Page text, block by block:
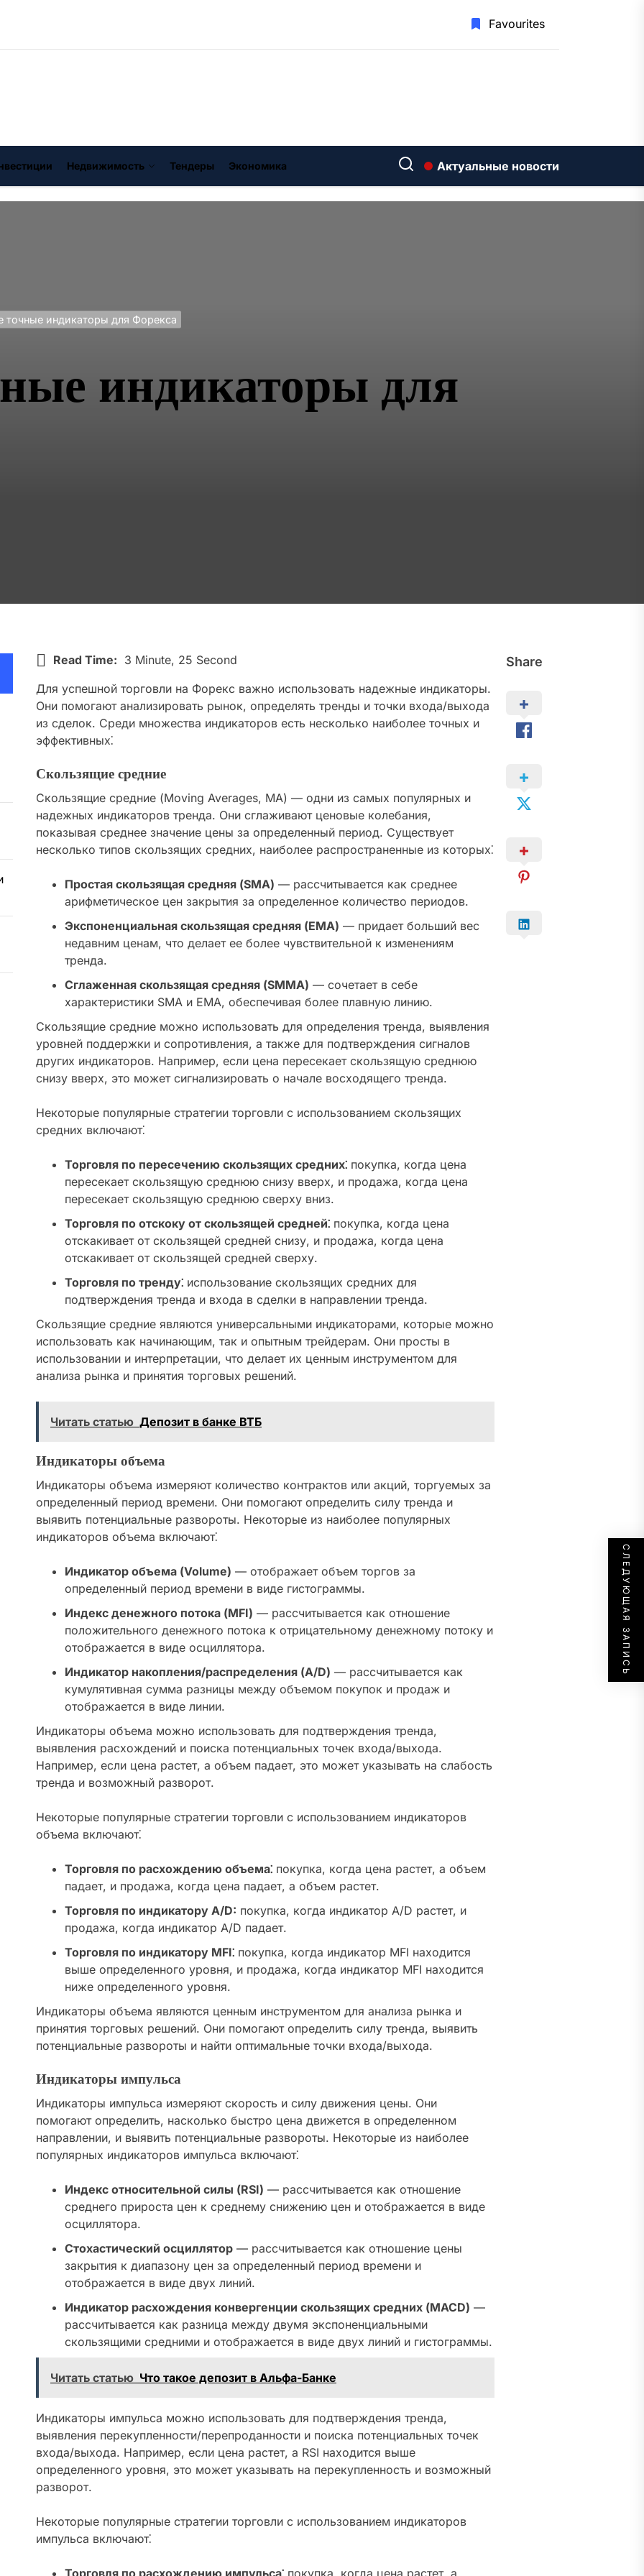
Favourites
Недвижимость Тендеры Экономика Актуальные новости
точные индикаторы для Форекса
индикаторы для
Share
Read Time: 3 Minute, 25 Second
Для успешной торговли на Форекс важно использовать надежные индикаторы.
Они помогают анализировать рынок, определять тренды и точки входа/выхода
из сделок. Среди множества индикаторов есть несколько наиболее точных и
эффективных⁚
Скользящие средние
Скользящие средние (Moving Averages, MA) — одни из самых популярных и
надежных индикаторов тренда. Они сглаживают ценовые колебания,
показывая среднее значение цены за определенный период. Существует
несколько типов скользящих средних, наиболее распространенные из которых⁚
Простая скользящая средняя (SMA) — рассчитывается как среднее
арифметическое цен закрытия за определенное количество периодов.
Экспоненциальная скользящая средняя (EMA) — придает больший вес
недавним ценам, что делает ее более чувствительной к изменениям
тренда.
Сглаженная скользящая средняя (SMMA) — сочетает в себе
характеристики SMA и EMA, обеспечивая более плавную линию.
Скользящие средние можно использовать для определения тренда, выявления
уровней поддержки и сопротивления, а также для подтверждения сигналов
других индикаторов. Например, если цена пересекает скользящую среднюю
снизу вверх, это может сигнализировать о начале восходящего тренда.
Некоторые популярные стратегии торговли с использованием скользящих
средних включают⁚
Торговля по пересечению скользящих средних⁚ покупка, когда цена
пересекает скользящую среднюю снизу вверх, и продажа, когда цена
пересекает скользящую среднюю сверху вниз.
Торговля по отскоку от скользящей средней⁚ покупка, когда цена
отскакивает от скользящей средней снизу, и продажа, когда цена
отскакивает от скользящей средней сверху.
Торговля по тренду⁚ использование скользящих средних для
подтверждения тренда и входа в сделки в направлении тренда.
Скользящие средние являются универсальными индикаторами, которые можно
использовать как начинающим, так и опытным трейдерам. Они просты в
использовании и интерпретации, что делает их ценным инструментом для
анализа рынка и принятия торговых решений.
Читать статью Депозит в банке ВТБ
Индикаторы объема
Индикаторы объема измеряют количество контрактов или акций, торгуемых за
определенный период времени. Они помогают определить силу тренда и
выявить потенциальные развороты. Некоторые из наиболее популярных
индикаторов объема включают⁚
Индикатор объема (Volume) — отображает объем торгов за
определенный период времени в виде гистограммы.
Индекс денежного потока (MFI) — рассчитывается как отношение
положительного денежного потока к отрицательному денежному потоку и
отображается в виде осциллятора.
Индикатор накопления/распределения (A/D) — рассчитывается как
кумулятивная сумма разницы между объемом покупок и продаж и
отображается в виде линии.
Индикаторы объема можно использовать для подтверждения тренда,
выявления расхождений и поиска потенциальных точек входа/выхода.
Например, если цена растет, а объем падает, это может указывать на слабость
тренда и возможный разворот.
Некоторые популярные стратегии торговли с использованием индикаторов
объема включают⁚
Торговля по расхождению объема⁚ покупка, когда цена растет, а объем
падает, и продажа, когда цена падает, а объем растет.
Торговля по индикатору A/D: покупка, когда индикатор A/D растет, и
продажа, когда индикатор A/D падает.
Торговля по индикатору MFI⁚ покупка, когда индикатор MFI находится
выше определенного уровня, и продажа, когда индикатор MFI находится
ниже определенного уровня.
Индикаторы объема являются ценным инструментом для анализа рынка и
принятия торговых решений. Они помогают определить силу тренда, выявить
потенциальные развороты и найти оптимальные точки входа/выхода.
Индикаторы импульса
Индикаторы импульса измеряют скорость и силу движения цены. Они
помогают определить, насколько быстро цена движется в определенном
направлении, и выявить потенциальные развороты. Некоторые из наиболее
популярных индикаторов импульса включают⁚
Индекс относительной силы (RSI) — рассчитывается как отношение
среднего прироста цен к среднему снижению цен и отображается в виде
осциллятора.
Стохастический осциллятор — рассчитывается как отношение цены
закрытия к диапазону цен за определенный период времени и
отображается в виде двух линий.
Индикатор расхождения конвергенции скользящих средних (MACD) —
рассчитывается как разница между двумя экспоненциальными
скользящими средними и отображается в виде двух линий и гистограммы.
Читать статью Что такое депозит в Альфа-Банке
Индикаторы импульса можно использовать для подтверждения тренда,
выявления перекупленности/перепроданности и поиска потенциальных точек
входа/выхода. Например, если цена растет, а RSI находится выше
определенного уровня, это может указывать на перекупленность и возможный
разворот.
Некоторые популярные стратегии торговли с использованием индикаторов
импульса включают⁚
СЛЕДУЮЩАЯ ЗАПИСЬ